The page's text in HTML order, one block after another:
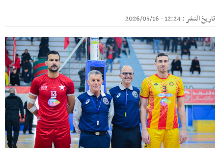
تاريخ النشر : 12:24 - 2026/05/16